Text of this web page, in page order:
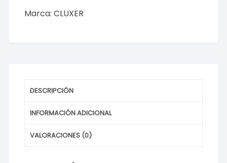
Marca:CLUXER
DESCRIPCIÓN
INFORMACIÓN ADICIONAL
VALORACIONES (0)